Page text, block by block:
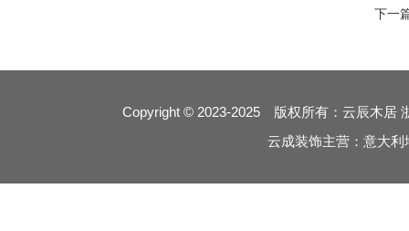
下一
Copyright © 2023-2025 版权所有：云辰木居
云成装饰主营：意大